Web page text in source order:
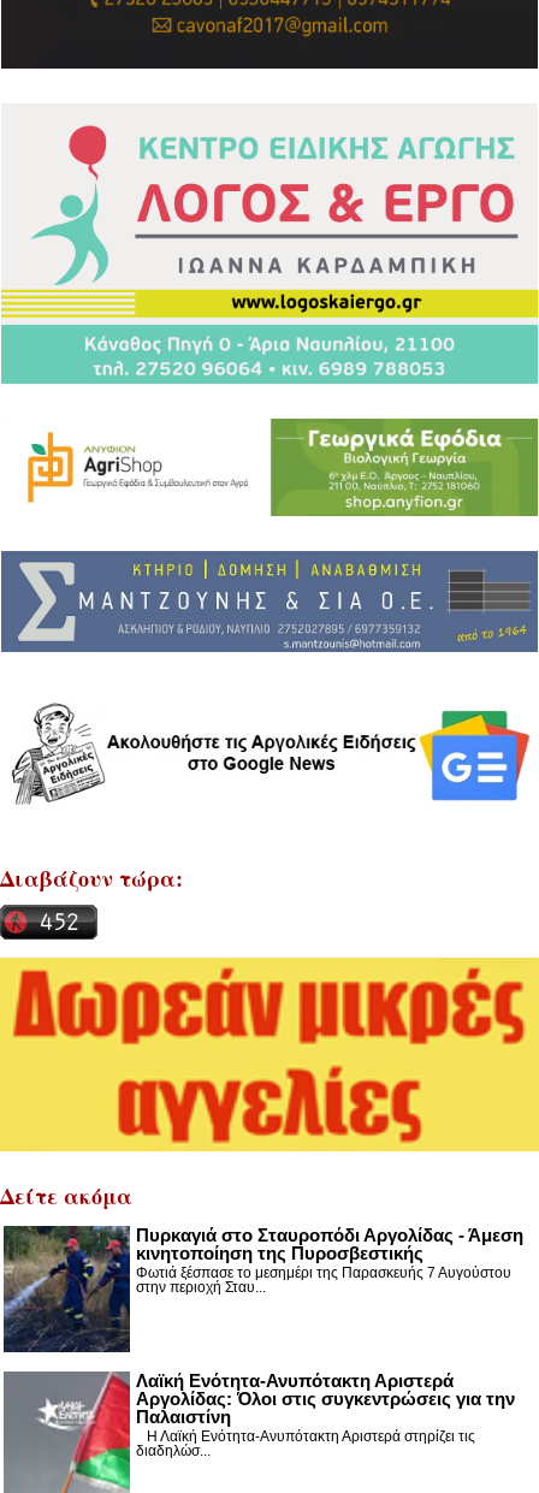
Διαβάζουν τώρα:
Δείτε ακόμα
Πυρκαγιά στο Σταυροπόδι Αργολίδας - Άμεση
κινητοποίηση της Πυροσβεστικής
Φωτιά ξέσπασε το μεσημέρι της Παρασκευής 7 Αυγούστου
στην περιοχή Σταυ...
Λαϊκή Ενότητα-Ανυπότακτη Αριστερά
Αργολίδας: Όλοι στις συγκεντρώσεις για την
Παλαιστίνη
Η Λαϊκή Ενότητα-Ανυπότακτη Αριστερά στηρίζει τις
διαδηλώσ...